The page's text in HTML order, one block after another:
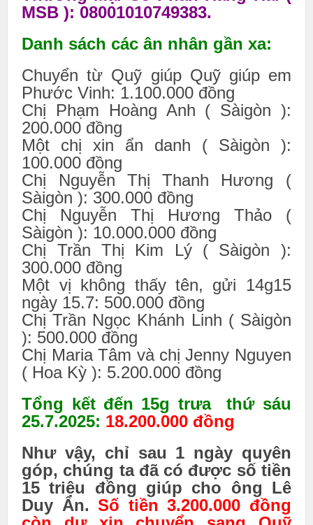
MSB ): 08001010749383.
Danh sách các ân nhân gần xa:
Chuyển từ Quỹ giúp Quỹ giúp em
Phước Vinh: 1.100.000 đồng
Chị Phạm Hoàng Anh ( Sàigòn ):
200.000 đồng
Một chị xin ẩn danh ( Sàigòn ):
100.000 đồng
Chị Nguyễn Thị Thanh Hương (
Sàigòn ): 300.000 đồng
Chị Nguyễn Thị Hương Thảo (
Sàigòn ): 10.000.000 đồng
Chị Trần Thị Kim Lý ( Sàigòn ):
300.000 đồng
Một vị không thấy tên, gửi 14g15
ngày 15.7: 500.000 đồng
Chị Trần Ngọc Khánh Linh ( Sàigòn
): 500.000 đồng
Chị Maria Tâm và chị Jenny Nguyen
( Hoa Kỳ ): 5.200.000 đồng
Tổng kết đến 15g trưa thứ sáu
25.7.2025: 18.200.000 đồng
Như vậy, chỉ sau 1 ngày quyên
góp, chúng ta đã có được số tiền
15 triệu đồng giúp cho ông Lê
Duy Ẩn.Số tiền 3.200.000 đồng